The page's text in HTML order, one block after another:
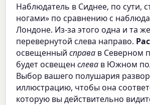
Наблюдатель в Сиднее, по сути,
ногами» по сравнению с
Лондоне. Из-за этого одна и та
перевернутой слева направо.
освещенныйсправа в Северном
будет освещенслева в Южном
Выбор вашего полушария
иллюстрацию, чтобы она
которую вы действительно